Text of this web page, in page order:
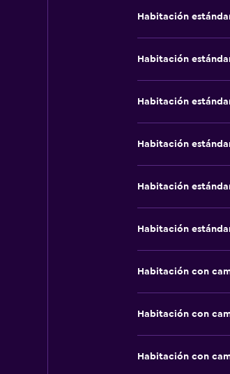
Habitación
Habitación
Habitación
Habitación
Habitación
Habitación
Habitación con
Habitación con
Habitación con